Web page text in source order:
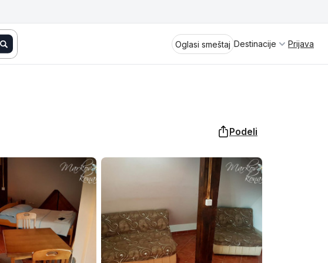
Oglasi smeštaj Destinacije
gora Vrnjačka Banja
Perućac
Kladovo
Aranđelovac
Spremite se za virtuelno putovanje
kroz jednu od najlepših zemalja
Evrope i sveta. Uživaćete u prikazima
planinskih masiva poput Tare i Šar-
planine, ali i u ravničarskim predelima
prostrane Vojvodine. Istraživanje
tradicije i kulturnog dobra Srbije
otkriće vam pravu narav srpskog
Prijava
Podeli